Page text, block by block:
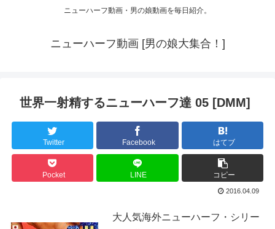
ニューハーフ動画・男の娘動画を毎日紹介。
ニューハーフ動画 [男の娘大集合！]
世界一射精するニューハーフ達 05 [DMM]
Twitter Facebook はてブ
Pocket LINE コピー
2016.04.09
大人気海外ニューハーフ・シリー